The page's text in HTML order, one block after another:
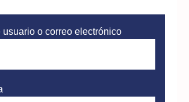
usuario o correo electrónico